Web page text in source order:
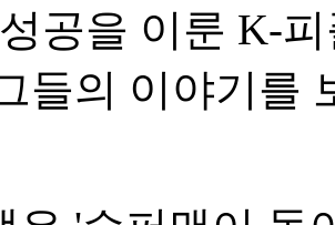
공을 이룬 K-
들의 이야기를